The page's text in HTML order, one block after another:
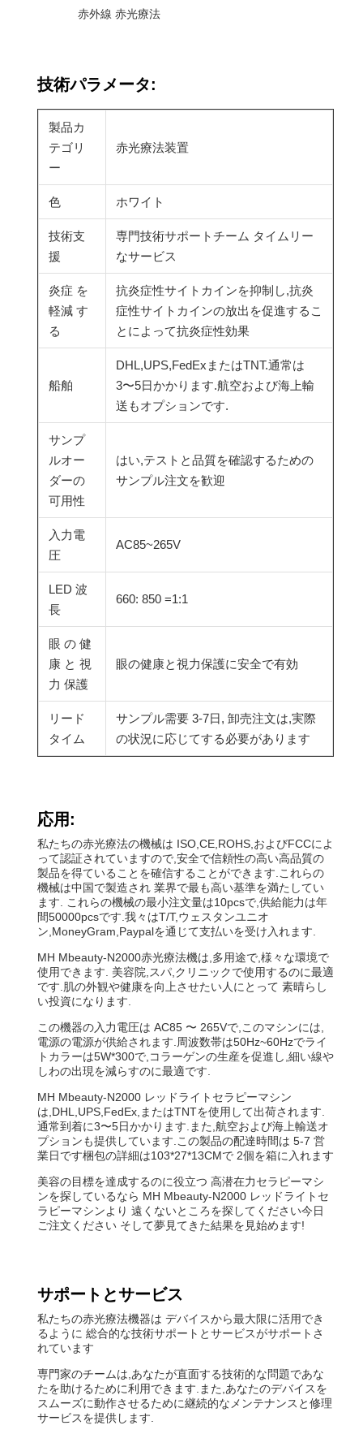
赤外線 赤光療法
技術パラメータ:
製品カ
テゴリ
ー
赤光療法装置
色 ホワイト
技術支
援
専門技術サポートチーム タイムリー
なサービス
炎症 を
軽減 す
る
抗炎症性サイトカインを抑制し,抗炎
症性サイトカインの放出を促進するこ
とによって抗炎症性効果
船舶
DHL,UPS,FedExまたはTNT.通常は
3〜5日かかります.航空および海上輸
送もオプションです.
サンプ
ルオー
ダーの
可用性
はい,テストと品質を確認するための
サンプル注文を歓迎
入力電
圧
AC85~265V
LED 波
長
660: 850 =1:1
眼 の 健
康 と 視
力 保護
眼の健康と視力保護に安全で有効
リード
タイム
サンプル需要 3-7日, 卸売注文は,実際
の状況に応じてする必要があります
応用:
私たちの赤光療法の機械は ISO,CE,ROHS,およびFCCによ
って認証されていますので,安全で信頼性の高い高品質の
製品を得ていることを確信することができます.これらの
機械は中国で製造され 業界で最も高い基準を満たしてい
ます. これらの機械の最小注文量は10pcsで,供給能力は年
間50000pcsです.我々はT/T,ウェスタンユニオ
ン,MoneyGram,Paypalを通じて支払いを受け入れます.
MH Mbeauty-N2000赤光療法機は,多用途で,様々な環境で
使用できます. 美容院,スパ,クリニックで使用するのに最適
です.肌の外観や健康を向上させたい人にとって 素晴らし
い投資になります.
この機器の入力電圧は AC85 〜 265Vで,このマシンには,
電源の電源が供給されます.周波数帯は50Hz~60Hzでライ
トカラーは5W*300で,コラーゲンの生産を促進し,細い線や
しわの出現を減らすのに最適です.
MH Mbeauty-N2000 レッドライトセラピーマシン
は,DHL,UPS,FedEx,またはTNTを使用して出荷されます.
通常到着に3〜5日かかります.また,航空および海上輸送オ
プションも提供しています.この製品の配達時間は 5-7 営
業日です梱包の詳細は103*27*13CMで 2個を箱に入れます
美容の目標を達成するのに役立つ 高潜在力セラピーマシ
ンを探しているなら MH Mbeauty-N2000 レッドライトセ
ラピーマシンより 遠くないところを探してください今日
ご注文ください そして夢見てきた結果を見始めます!
サポートとサービス
私たちの赤光療法機器は デバイスから最大限に活用でき
るように 総合的な技術サポートとサービスがサポートさ
れています
専門家のチームは,あなたが直面する技術的な問題であな
たを助けるために利用できます.また,あなたのデバイスを
スムーズに動作させるために継続的なメンテナンスと修理
サービスを提供します.